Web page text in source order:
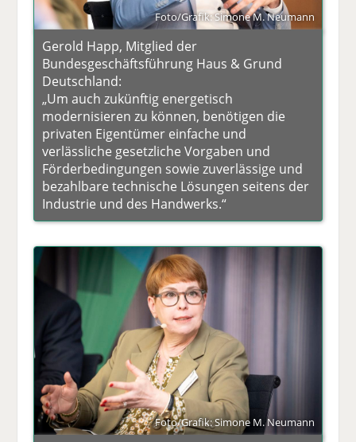
Foto/Grafik: Simone M. Neumann
Gerold Happ, Mitglied der
Bundesgeschäftsführung Haus & Grund
Deutschland:
„Um auch zukünftig energetisch
modernisieren zu können, benötigen die
privaten Eigentümer einfache und
verlässliche gesetzliche Vorgaben und
Förderbedingungen sowie zuverlässige und
bezahlbare technische Lösungen seitens der
Industrie und des Handwerks.“
Foto/Grafik: Simone M. Neumann